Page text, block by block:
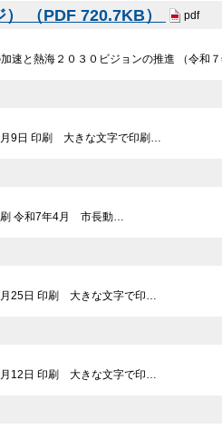
（PDF 720.7KB） pdf
速と熱海２０３０ビジョンの推進 （令和
9日 印刷 大きな文字で印刷…
令和7年4月 市長動…
25日 印刷 大きな文字で印…
12日 印刷 大きな文字で印…